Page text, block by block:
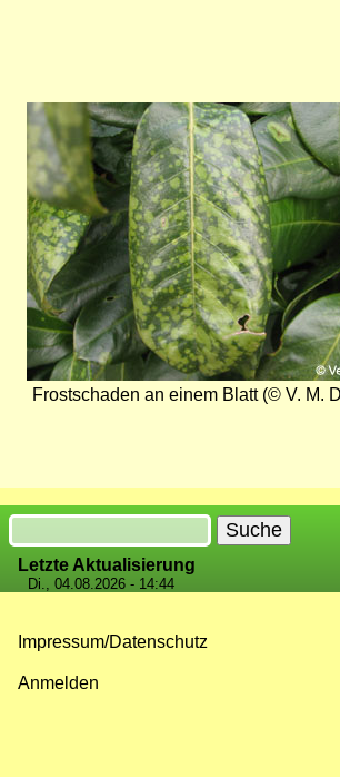
Bild
Frostschaden an einem Blatt (© V. M.
Suche
Letzte Aktualisierung
Di., 04.08.2026 - 14:44
Impressum/Datenschutz
Anmelden